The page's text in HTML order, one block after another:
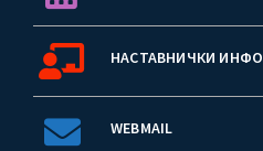
НАСТАВНИЧКИ ИНФО
WEBMAIL